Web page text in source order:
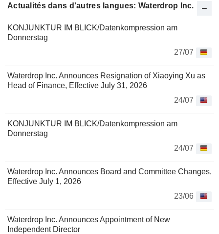
Actualités dans d'autres langues: Waterdrop Inc.
KONJUNKTUR IM BLICK/Datenkompression am
Donnerstag
27/07
Waterdrop Inc. Announces Resignation of Xiaoying Xu as
Head of Finance, Effective July 31, 2026
24/07
KONJUNKTUR IM BLICK/Datenkompression am
Donnerstag
24/07
Waterdrop Inc. Announces Board and Committee Changes,
Effective July 1, 2026
23/06
Waterdrop Inc. Announces Appointment of New
Independent Director